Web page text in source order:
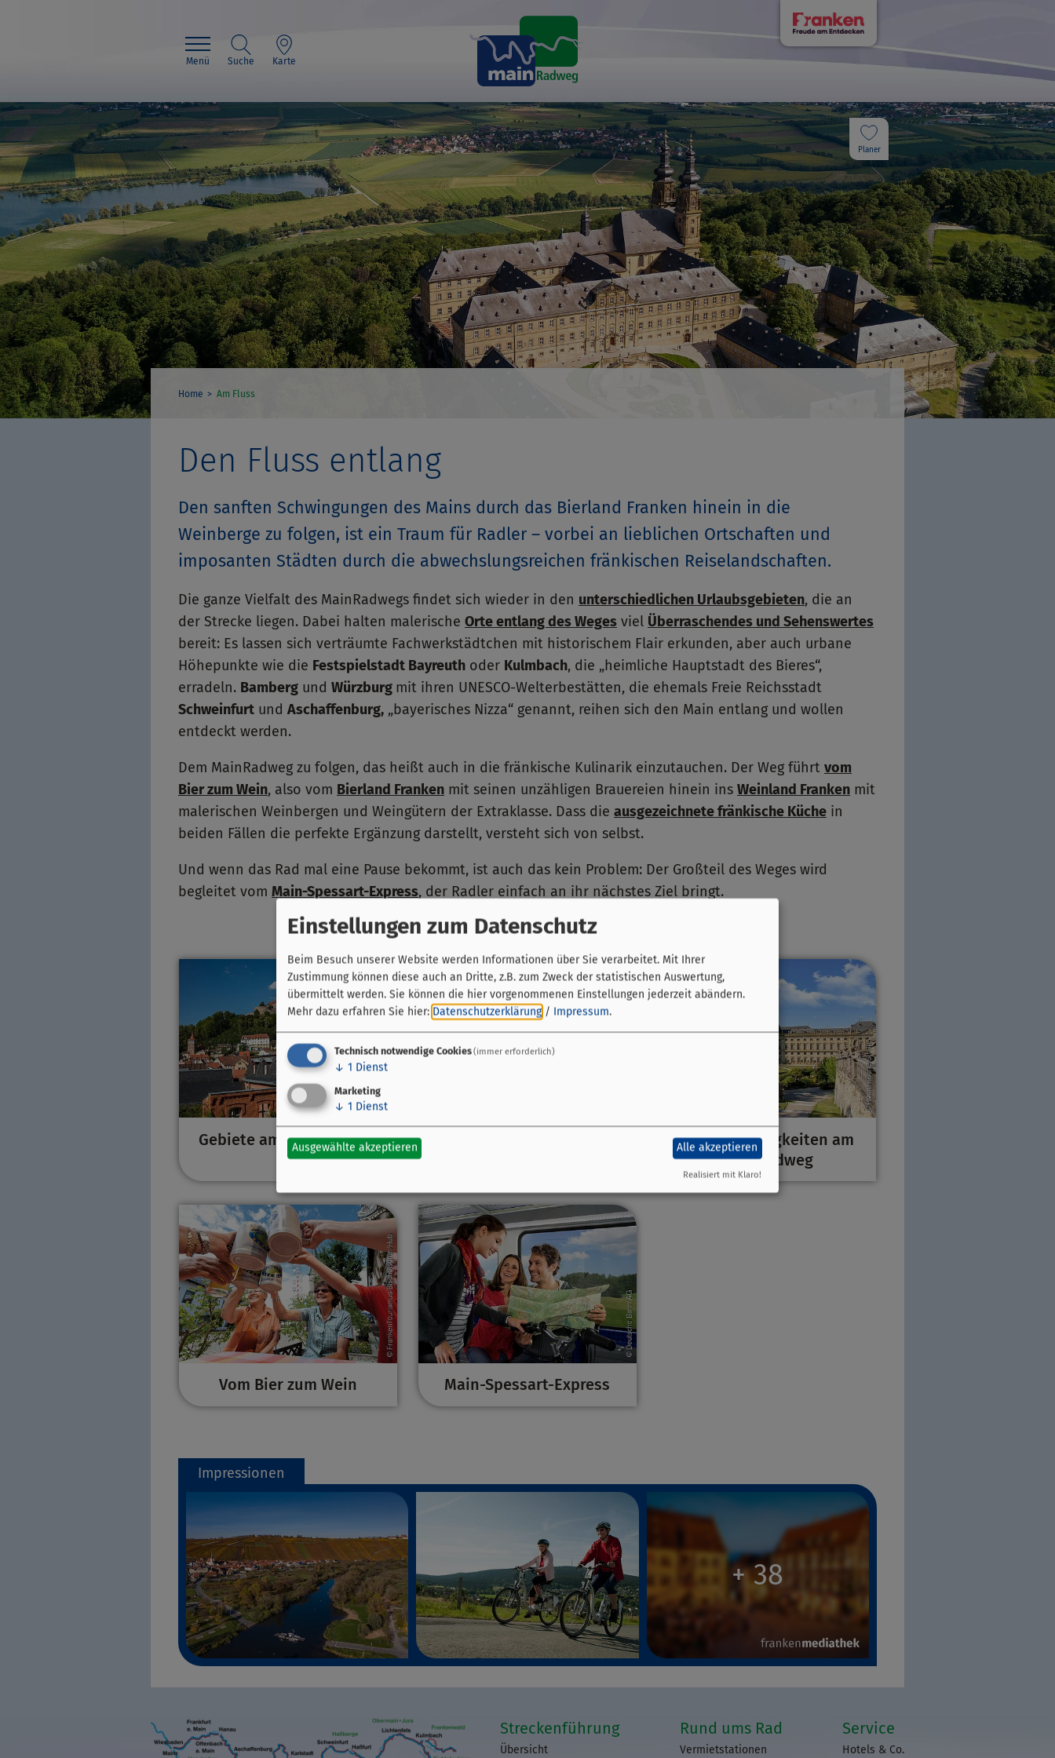
Menü Suche Karte
Planer
Home Am Fluss
Den Fluss entlang
Den sanften Schwingungen des Mains durch das Bierland Franken hinein in die
Weinberge zu folgen, ist ein Traum für Radler – vorbei an lieblichen Ortschaften und
imposanten Städten durch die abwechslungsreichen fränkischen Reiselandschaften.
Die ganze Vielfalt des MainRadwegs findet sich wieder in den unterschiedlichen Urlaubsgebieten, die an
der Strecke liegen. Dabei halten malerische Orte entlang des Weges viel Überraschendes und Sehenswertes
bereit: Es lassen sich verträumte Fachwerkstädtchen mit historischem Flair erkunden, aber auch urbane
Höhepunkte wie die Festspielstadt Bayreuth oder Kulmbach, die „heimliche Hauptstadt des Bieres“,
erradeln. Bamberg und Würzburg mit ihren UNESCO-Welterbestätten, die ehemals Freie Reichsstadt
Schweinfurt und Aschaffenburg, „bayerisches Nizza“ genannt, reihen sich den Main entlang und wollen
entdeckt werden.
Dem MainRadweg zu folgen, das heißt auch in die fränkische Kulinarik einzutauchen. Der Weg führt vom
Bier zum Wein, also vom Bierland Franken mit seinen unzähligen Brauereien hinein ins Weinland Franken mit
malerischen Weinbergen und Weingütern der Extraklasse. Dass die ausgezeichnete fränkische Küche in
beiden Fällen die perfekte Ergänzung darstellt, versteht sich von selbst.
Und wenn das Rad mal eine Pause bekommt, ist auch das kein Problem: Der Großteil des Weges wird
begleitet vom Main-Spessart-Express, der Radler einfach an ihr nächstes Ziel bringt.
Gebiete am MainRadweg
Sehenswürdigkeiten am
MainRadweg
Vom Bier zum Wein Main-Spessart-Express
Impressionen
+ 38
Streckenführung
Übersicht
Rund ums Rad
Vermietstationen
Service
Hotels & Co.
Einstellungen zum Datenschutz
Beim Besuch unserer Website werden Informationen über Sie verarbeitet. Mit Ihrer
Zustimmung können diese auch an Dritte, z.B. zum Zweck der statistischen Auswertung,
übermittelt werden. Sie können die hier vorgenommenen Einstellungen jederzeit abändern.
Mehr dazu erfahren Sie hier: Datenschutzerklärung / Impressum.
Technisch notwendige Cookies(immer erforderlich)
↓ 1 Dienst
Marketing
↓ 1 Dienst
Ausgewählte akzeptieren Alle akzeptieren
Realisiert mit Klaro!